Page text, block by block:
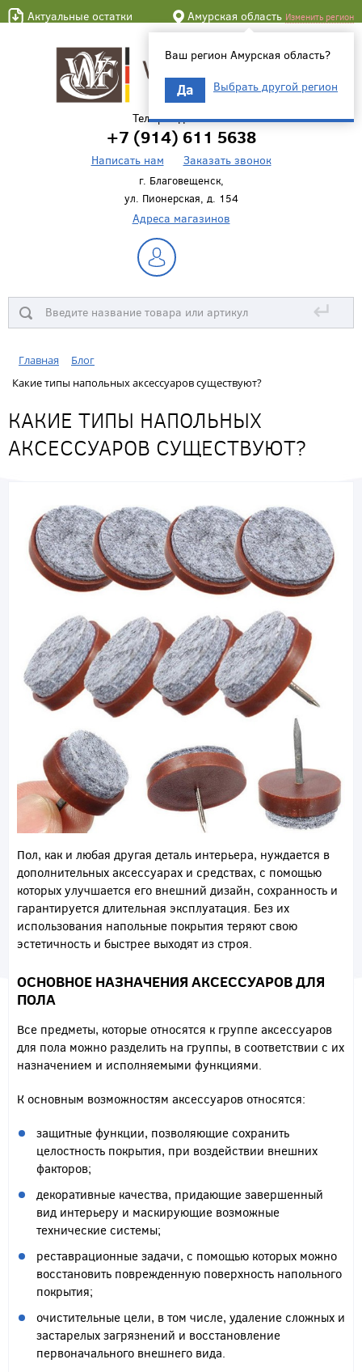
Актуальные остатки Амурская область Изменить регион
Ваш регион Амурская область?
Да Выбрать другой регион
Телефон для связи
+7 (914) 611 5638
Написать нам Заказать звонок
г. Благовещенск,
ул. Пионерская, д. 154
Адреса магазинов
↵
Главная
Блог
Какие типы напольных аксессуаров существуют?
КАКИЕ ТИПЫ НАПОЛЬНЫХ
АКСЕССУАРОВ СУЩЕСТВУЮТ?
Пол, как и любая другая деталь интерьера, нуждается в
дополнительных аксессуарах и средствах, с помощью
которых улучшается его внешний дизайн, сохранность и
гарантируется длительная эксплуатация. Без их
использования напольные покрытия теряют свою
эстетичность и быстрее выходят из строя.
ОСНОВНОЕ НАЗНАЧЕНИЯ АКСЕССУАРОВ ДЛЯ
ПОЛА
Все предметы, которые относятся к группе аксессуаров
для пола можно разделить на группы, в соответствии с их
назначением и исполняемыми функциями.
К основным возможностям аксессуаров относятся:
защитные функции, позволяющие сохранить
целостность покрытия, при воздействии внешних
факторов;
декоративные качества, придающие завершенный
вид интерьеру и маскирующие возможные
технические системы;
реставрационные задачи, с помощью которых можно
восстановить поврежденную поверхность напольного
покрытия;
очистительные цели, в том числе, удаление сложных и
застарелых загрязнений и восстановление
первоначального внешнего вида.